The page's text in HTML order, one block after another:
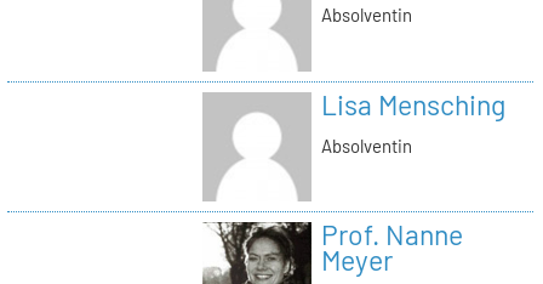
Absolventin
Lisa Mensching
Absolventin
Prof. Nanne
Meyer